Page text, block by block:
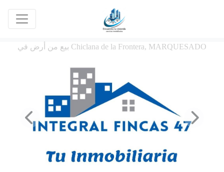
بيع من أرض في Chiclana de la Frontera, MARQUESADO